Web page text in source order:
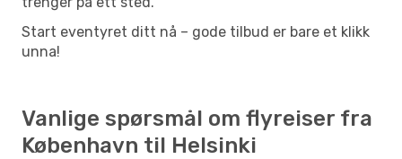
Start eventyret ditt nå – gode tilbud er bare et klikk
unna!
Vanlige spørsmål om flyreiser fra
København til Helsinki